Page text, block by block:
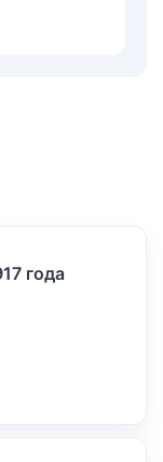
года